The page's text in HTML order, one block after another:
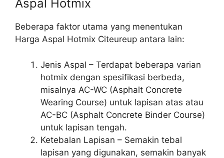
Aspal Hotmix
Beberapa faktor utama yang menentukan
Harga Aspal Hotmix Citeureup antara lain:
Jenis Aspal – Terdapat beberapa varian
hotmix dengan spesifikasi berbeda,
misalnya AC-WC (Asphalt Concrete
Wearing Course) untuk lapisan atas atau
AC-BC (Asphalt Concrete Binder Course)
untuk lapisan tengah.
Ketebalan Lapisan – Semakin tebal
lapisan yang digunakan, semakin banyak